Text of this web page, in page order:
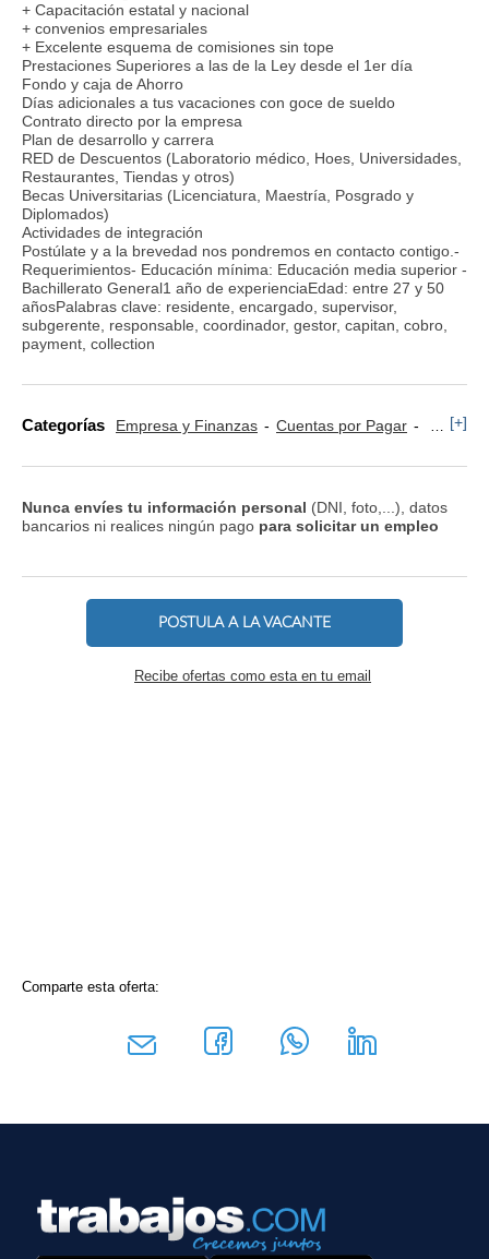
+ Capacitación estatal y nacional
+ convenios empresariales
+ Excelente esquema de comisiones sin tope
Prestaciones Superiores a las de la Ley desde el 1er día
Fondo y caja de Ahorro
Días adicionales a tus vacaciones con goce de sueldo
Contrato directo por la empresa
Plan de desarrollo y carrera
RED de Descuentos (Laboratorio médico, Hoes, Universidades,
Restaurantes, Tiendas y otros)
Becas Universitarias (Licenciatura, Maestría, Posgrado y
Diplomados)
Actividades de integración
Postúlate y a la brevedad nos pondremos en contacto contigo.-
Requerimientos- Educación mínima: Educación media superior -
Bachillerato General1 año de experienciaEdad: entre 27 y 50
añosPalabras clave: residente, encargado, supervisor,
subgerente, responsable, coordinador, gestor, capitan, cobro,
payment, collection
Categorías Empresa y Finanzas Cuentas por Pagar [+]
Nunca envíes tu información personal (DNI, foto,...), datos
bancarios ni realices ningún pago para solicitar un empleo
POSTULA A LA VACANTE
Recibe ofertas como esta en tu email
Comparte esta oferta: